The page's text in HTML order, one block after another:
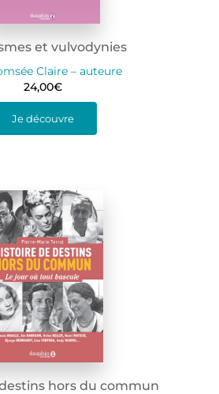
et vulvodynies
Claire – auteure
24,00€
Je découvre
hors du commun